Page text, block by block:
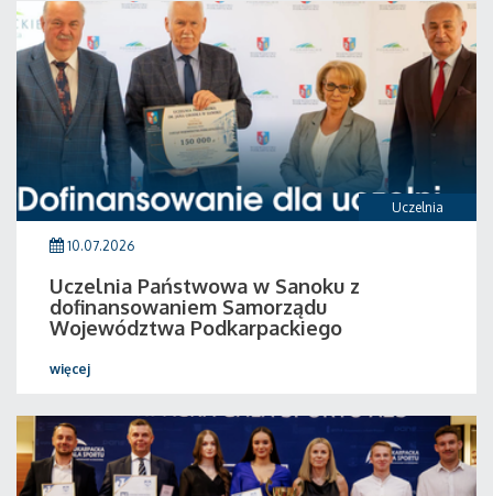
Uczelnia
10.07.2026
Uczelnia Państwowa w Sanoku z
dofinansowaniem Samorządu
Województwa Podkarpackiego
więcej